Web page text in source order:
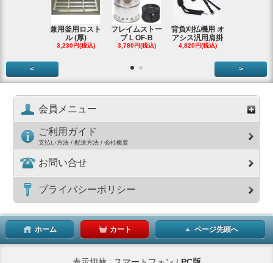
兼用釜用ロスト
ル (厚)
3,230円(税込)
フレイムストー
ブ L OF-B
3,780円(税込)
背負刈払機用 オ
アシス汎用肩掛
4,820円(税込)
< >
会員メニュー
ご利用ガイド
支払い方法 / 配送方法 / 会社概要
お問い合せ
プライバシーポリシー
ホーム カート ページ先頭へ